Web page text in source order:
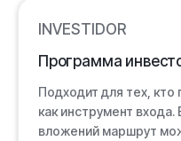
INVESTIDOR
Программа
Подходит для тех, кто
как инструмент
вложений маршрут